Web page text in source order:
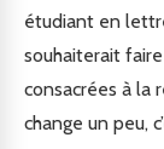
étudiant en
souhaiterait
consacrées à la
change un peu,